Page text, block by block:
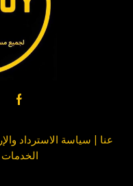
عنا | سياسة الاسترداد
الخدمات